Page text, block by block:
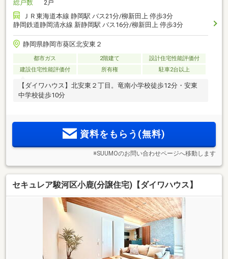
総戸数
2戸
ＪＲ東海道本線 静岡駅 バス21分/柳新田上 停歩3分
静岡鉄道静岡清水線 新静岡駅 バス16分/柳新田上 停歩3分
静岡県静岡市葵区北安東２
都市ガス 2階建て
設計住宅性能評価付
建設住宅性能評価付
所有権 駐車2台以上
【ダイワハウス】北安東２丁目。竜南小学校徒歩12分・安東
中学校徒歩10分
資料をもらう(無料)
※SUUMOのお問い合わせページへ移動します
セキュレア駿河区小鹿(分譲住宅)【ダイワハウス】